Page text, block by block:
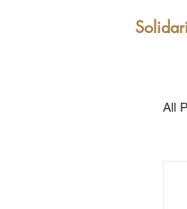
All